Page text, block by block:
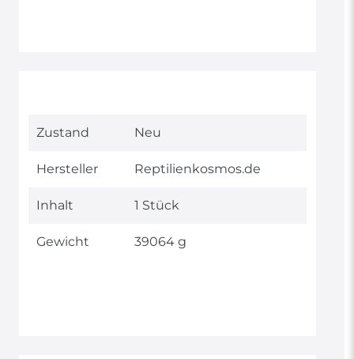
Technisches
Wert
Zustand Neu
Hersteller Reptilienkosmos.de
Inhalt 1 Stück
Gewicht 39064 g